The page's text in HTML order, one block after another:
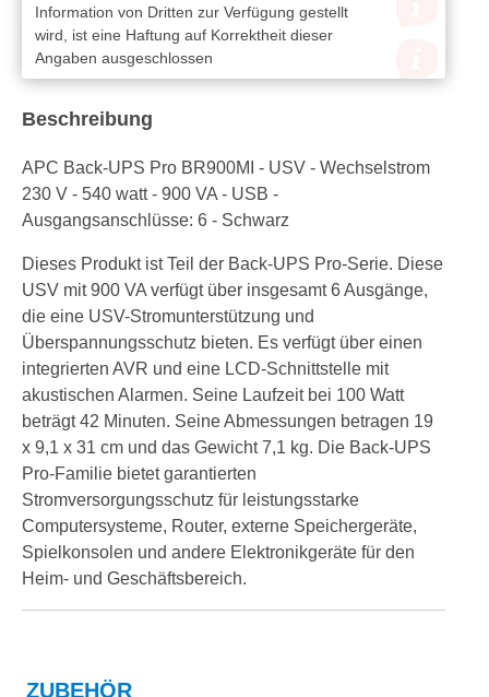
Information von Dritten zur Verfügung gestellt
wird, ist eine Haftung auf Korrektheit dieser
Angaben ausgeschlossen
Beschreibung
APC Back-UPS Pro BR900MI - USV - Wechselstrom
230 V - 540 watt - 900 VA - USB -
Ausgangsanschlüsse: 6 - Schwarz
Dieses Produkt ist Teil der Back-UPS Pro-Serie. Diese
USV mit 900 VA verfügt über insgesamt 6 Ausgänge,
die eine USV-Stromunterstützung und
Überspannungsschutz bieten. Es verfügt über einen
integrierten AVR und eine LCD-Schnittstelle mit
akustischen Alarmen. Seine Laufzeit bei 100 Watt
beträgt 42 Minuten. Seine Abmessungen betragen 19
x 9,1 x 31 cm und das Gewicht 7,1 kg. Die Back-UPS
Pro-Familie bietet garantierten
Stromversorgungsschutz für leistungsstarke
Computersysteme, Router, externe Speichergeräte,
Spielkonsolen und andere Elektronikgeräte für den
Heim- und Geschäftsbereich.
ZUBEHÖR